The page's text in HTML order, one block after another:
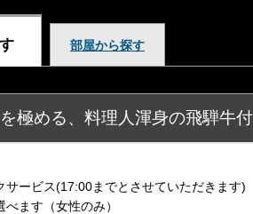
部屋から探す
極める、料理人渾身の飛騨牛
サービス(17:00までとさせていただきます)
べます（女性のみ）